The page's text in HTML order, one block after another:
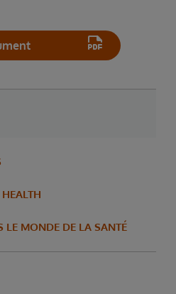
LE MONDE DE LA SANTÉ